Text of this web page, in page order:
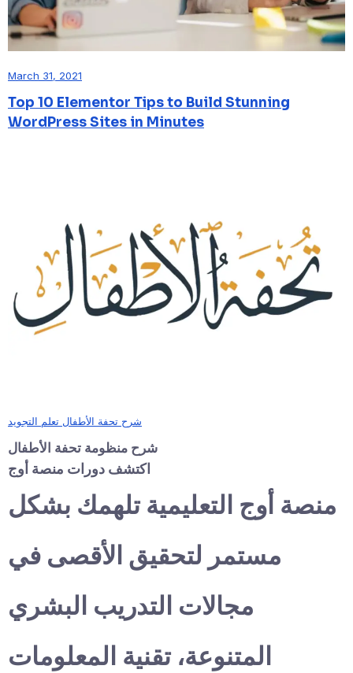
March 31, 2021
Top 10 Elementor Tips to Build Stunning
WordPress Sites in Minutes
شرح تحفة الأطفال تعلم التجويد
شرح منظومة تحفة الأطفال
اكتشف دورات منصة أوج
منصة أوج التعليمية تلهمك بشكل
مستمر لتحقيق الأقصى في
مجالات التدريب البشري
المتنوعة، تقنية المعلومات